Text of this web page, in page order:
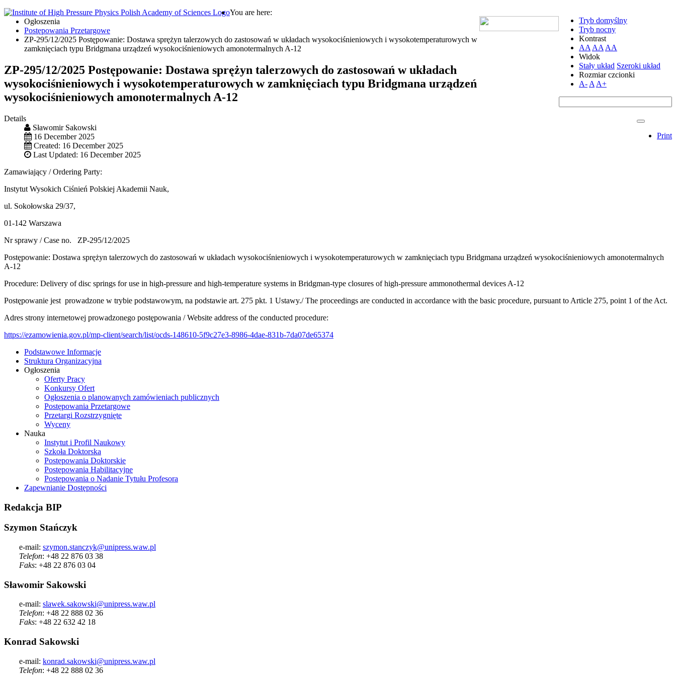
Tryb domyślny
Tryb nocny
Kontrast
AA AA AA
Widok
Stały układ Szeroki układ
Rozmiar czcionki
A- A A+
You are here:
Ogłoszenia
Postępowania Przetargowe
ZP-295/12/2025 Postępowanie: Dostawa sprężyn talerzowych do zastosowań w układach wysokociśnieniowych i wysokotemperaturowych w
zamknięciach typu Bridgmana urządzeń wysokociśnieniowych amonotermalnych A-12
ZP-295/12/2025 Postępowanie: Dostawa sprężyn talerzowych do zastosowań w układach
wysokociśnieniowych i wysokotemperaturowych w zamknięciach typu Bridgmana urządzeń
wysokociśnieniowych amonotermalnych A-12
Print
Details
Sławomir Sakowski
16 December 2025
Created: 16 December 2025
Last Updated: 16 December 2025
Zamawiający / Ordering Party:
Instytut Wysokich Ciśnień Polskiej Akademii Nauk,
ul. Sokołowska 29/37,
01-142 Warszawa
Nr sprawy / Case no. ZP-295/12/2025
Postępowanie: Dostawa sprężyn talerzowych do zastosowań w układach wysokociśnieniowych i wysokotemperaturowych w zamknięciach typu Bridgmana urządzeń wysokociśnieniowych amonotermalnych
A-12
Procedure: Delivery of disc springs for use in high-pressure and high-temperature systems in Bridgman-type closures of high-pressure ammonothermal devices A-12
Postępowanie jest prowadzone w trybie podstawowym, na podstawie art. 275 pkt. 1 Ustawy./ The proceedings are conducted in accordance with the basic procedure, pursuant to Article 275, point 1 of the Act.
Adres strony internetowej prowadzonego postępowania / Website address of the conducted procedure:
https://ezamowienia.gov.pl/mp-client/search/list/ocds-148610-5f9c27e3-8986-4dae-831b-7da07de65374
Podstawowe Informacje
Struktura Organizacyjna
Ogłoszenia
Oferty Pracy
Konkursy Ofert
Ogłoszenia o planowanych zamówieniach publicznych
Postępowania Przetargowe
Przetargi Rozstrzygnięte
Wyceny
Nauka
Instytut i Profil Naukowy
Szkoła Doktorska
Postępowania Doktorskie
Postępowania Habilitacyjne
Postępowania o Nadanie Tytułu Profesora
Zapewnianie Dostępności
Redakcja BIP
Szymon Stańczyk
e-mail: szymon.stanczyk@unipress.waw.pl
Telefon: +48 22 876 03 38
Faks: +48 22 876 03 04
Sławomir Sakowski
e-mail: slawek.sakowski@unipress.waw.pl
Telefon: +48 22 888 02 36
Faks: +48 22 632 42 18
Konrad Sakowski
e-mail: konrad.sakowski@unipress.waw.pl
Telefon: +48 22 888 02 36